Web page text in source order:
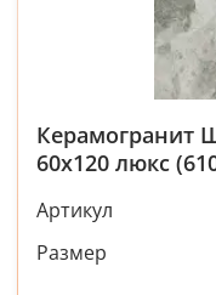
Керамогранит
60x120 люкс
Артикул
Размер